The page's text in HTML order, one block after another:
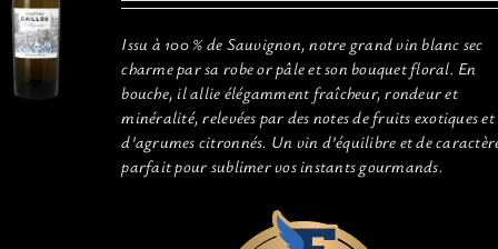
Issu à 100 % de Sauvignon, notre grand vin blanc sec
charme par sa robe or pâle et son bouquet floral. En
bouche, il allie élégamment fraîcheur, rondeur et
minéralité, relevées par des notes de fruits exotiques et
d’agrumes citronnés. Un vin d’équilibre et de
parfait pour sublimer vos instants gourmands.